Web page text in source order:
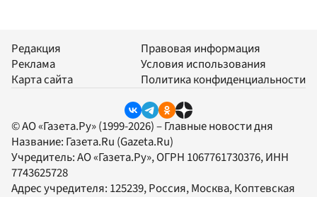
Редакция
Реклама
Карта сайта
Правовая информация
Условия использования
Политика конфиденциальности
© АО «Газета.Ру» (1999-2026) – Главные новости дня
Название: Газета.Ru (Gazeta.Ru)
Учредитель:АО «Газета.Ру», ОГРН 1067761730376, ИНН
7743625728
Адрес учредителя: 125239, Россия, Москва, Коптевская